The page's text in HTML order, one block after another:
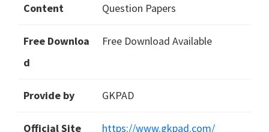
Content Question Papers
Free Downloa
d
Free Download Available
Provide by GKPAD
Official Site https://www.gkpad.com/